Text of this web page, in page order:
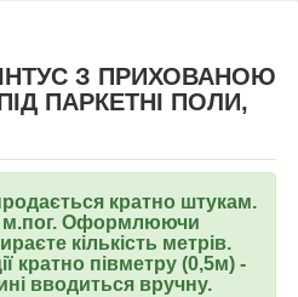
З ПРИХОВАНОЮ
ПАРКЕТНІ ПОЛИ,
кратно штукам.
м.пог. Оформлюючи
кількість метрів.
кратно півметру (0,5м) -
вводиться вручну.